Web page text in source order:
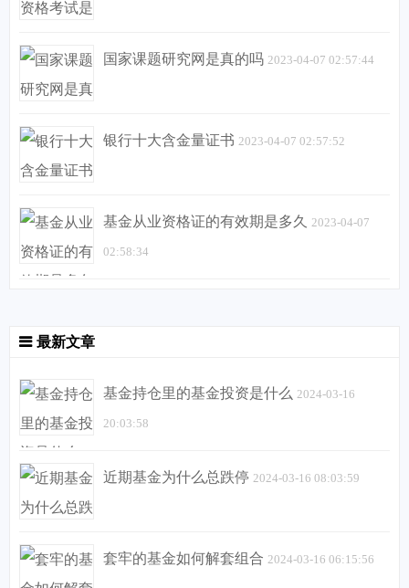
国家课题研究网是真的吗 2023-04-07 02:57:44
银行十大含金量证书 2023-04-07 02:57:52
基金从业资格证的有效期是多久 2023-04-07
02:58:34
最新文章
基金持仓里的基金投资是什么 2024-03-16
20:03:58
近期基金为什么总跌停 2024-03-16 08:03:59
套牢的基金如何解套组合 2024-03-16 06:15:56